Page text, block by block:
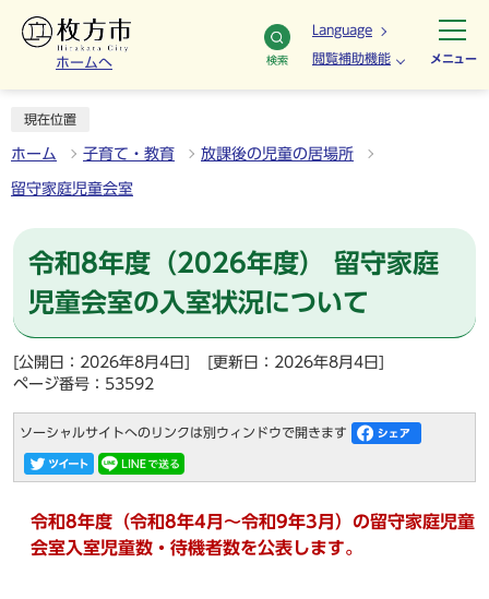
ホームへ 検索
Language
閲覧補助機能 メニュー
現在位置
ホーム 子育て・教育 放課後の児童の居場所
留守家庭児童会室
令和8年度（2026年度） 留守家庭
児童会室の入室状況について
[公開日：2026年8月4日]
[更新日：2026年8月4日]
ページ番号：53592
ソーシャルサイトへのリンクは別ウィンドウで開きます
令和8年度（令和8年4月～令和9年3月）の留守家庭児童
会室入室児童数・待機者数を公表します。